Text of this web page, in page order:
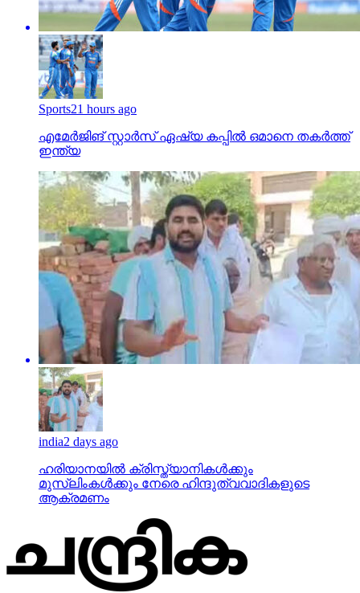
Sports21 hours ago
എമേര്‍ജിങ് സ്റ്റാര്‍സ് ഏഷ്യ കപ്പില്‍ ഒമാനെ തകര്‍ത്ത്
ഇന്ത്യ
india2 days ago
ഹരിയാനയില്‍ ക്രിസ്ത്യാനികള്‍ക്കും
മുസ്‌ലിംകള്‍ക്കും നേരെ ഹിന്ദുത്വവാദികളുടെ
ആക്രമണം